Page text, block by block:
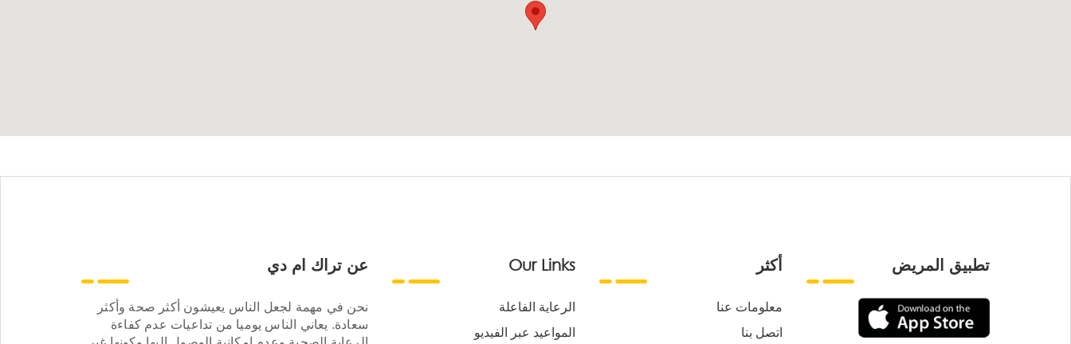
عن تراك ام دي
نحن في مهمة لجعل الناس يعيشون أكثر صحة وأكثر
سعادة. يعاني الناس يوميا من تداعيات عدم كفاءة
Our Links
الرعاية الفاعلة
المواعيد عبر الفيديو
أكثر
معلومات عنا
اتصل بنا
تطبيق المريض